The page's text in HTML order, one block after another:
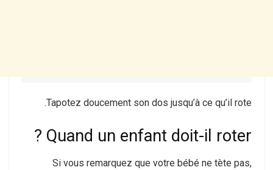
Tapotez doucement son dos jusqu’à ce qu’il rote.
Quand un enfant doit-il roter ?
Si vous remarquez que votre bébé ne tète pas,